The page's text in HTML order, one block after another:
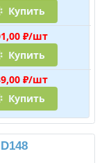
Купить
₽/шт
Купить
₽/шт
Купить